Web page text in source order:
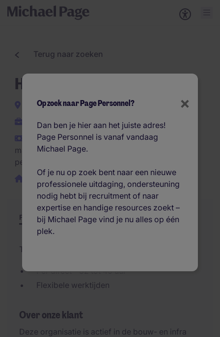
Terug naar zoeken
HR medewerker
Rotterdam
Interim
€3.500 - €4.250 per
maand (€42.000 - €51.000
per jaar)
Thuiswerken/hybride
Functie Samenvatting Soortgelijke jobs
Toegevoegd 30/06/2026
Per direct - 32 tot 40 uur
Flexibele werktijden
Over onze klant
Deze organisatie is actief in de bouw- en infra
×
Op zoek naar Page Personnel?
Dan ben je hier aan het juiste adres!
Page Personnel is vanaf vandaag
Michael Page.
Of je nu op zoek bent naar een nieuwe
professionele uitdaging, ondersteuning
nodig hebt bij recruitment of naar
expertise en handige resources zoekt –
bij Michael Page vind je nu alles op één
plek.